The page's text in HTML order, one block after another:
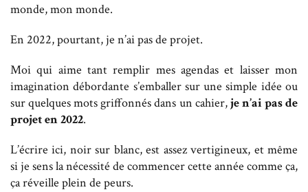
monde, mon monde.
En 2022, pourtant, je n’ai pas de projet.
Moi qui aime tant remplir mes agendas et laisser mon
imagination débordante s’emballer sur une simple idée ou
sur quelques mots griffonnés dans un cahier,je n’ai pas de
projet en 2022.
L’écrire ici, noir sur blanc, est assez vertigineux, et même
si je sens la nécessité de commencer cette année comme ça,
ça réveille plein de peurs.